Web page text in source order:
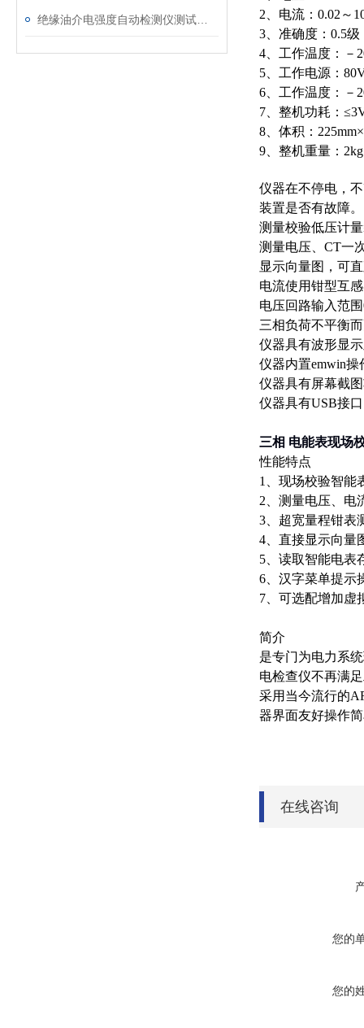
2、电流：0.02～
3、准确度：0.5级
4、工作温度：
5、工作电源：
6、工作温度：－
7、整机功耗：
8、体积：
9、整机重量：2kg
仪器在不停电，
装置是否有故障。
测量校验低压计
测量电压、CT一
显示向量图，可
电流使用钳型互
电压回路输入范
三相负荷不平衡
仪器具有波形显
仪器内置emwin
仪器具有屏幕截
仪器具有USB接
三相 电能表现场
性能特点
1、现场校验智能
2、测量电压、电
3、超宽量程钳表
4、直接显示向量
5、读取智能电表
6、汉字菜单提示
7、可选配增加虚
简介
是专门为电力系
电检查仪不再满
采用当今流行的
器界面友好操作
在线咨询
您的
您的